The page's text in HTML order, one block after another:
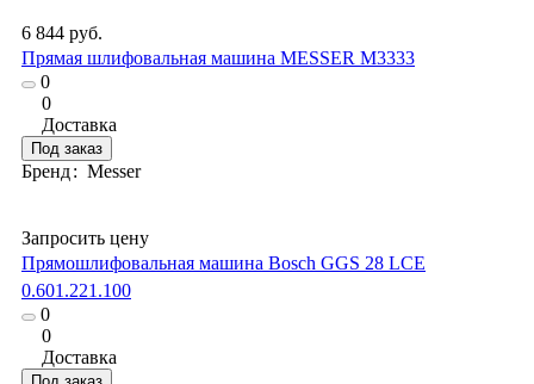
6 844 руб.
Прямая шлифовальная машина MESSER M3333
0
0
Доставка
Под заказ
Бренд: Messer
Запросить цену
Прямошлифовальная машина Bosch GGS 28 LCE
0.601.221.100
0
0
Доставка